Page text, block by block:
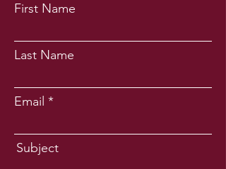
First Name
Last Name
Email
Subject